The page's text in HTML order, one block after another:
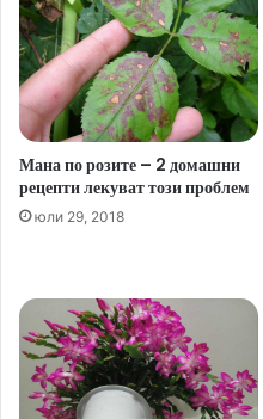
Мана по розите – 2 домашни
рецепти лекуват този проблем
юли 29, 2018